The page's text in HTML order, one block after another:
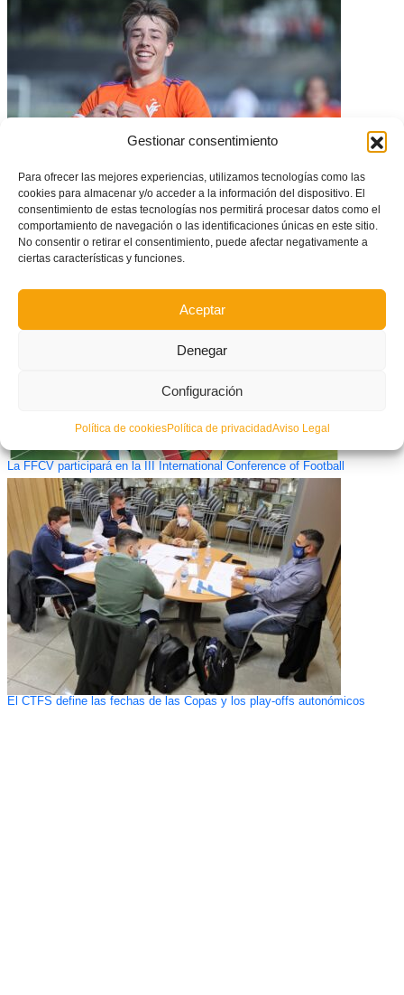
Gestionar consentimiento
Para ofrecer las mejores experiencias, utilizamos tecnologías como las
cookies para almacenar y/o acceder a la información del dispositivo. El
consentimiento de estas tecnologías nos permitirá procesar datos como el
comportamiento de navegación o las identificaciones únicas en este sitio.
No consentir o retirar el consentimiento, puede afectar negativamente a
ciertas características y funciones.
Aceptar
Denegar
Configuración
Política de cookiesPolítica de privacidadAviso Legal
Victoria brillante frente al vigente campeón – Selecció Valenciana sub14
Madrid (2-0)
La FFCV participará en la III International Conference of Football
El CTFS define las fechas de las Copas y los play-offs autonómicos